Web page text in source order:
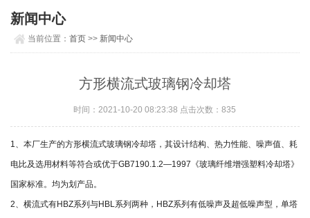
新闻中心
当前位置：首页 >> 新闻中心
方形横流式玻璃钢冷却塔
时间：2021-10-20 08:23:38 点击次数：835
1、本厂生产的方形横流式玻璃钢冷却塔，其设计结构、热力性能、噪声值、耗
电比及选用材料等符合或优于GB7190.1.2—1997《玻璃纤维增强塑料冷却塔》
国家标准。均为划产品。
2、横流式有HBZ系列与HBL系列两种，HBZ系列有低噪声及超低噪声型，单塔